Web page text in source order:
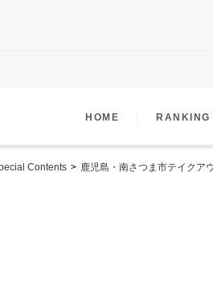
HOME RANKING
Contents > 鹿児島・南さつま市テイクア